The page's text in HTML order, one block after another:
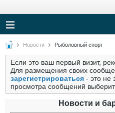
Новости Рыболовный спорт
Если это ваш первый визит,
Для размещения своих
зарегистрироваться - это не
просмотра сообщений
Новости и